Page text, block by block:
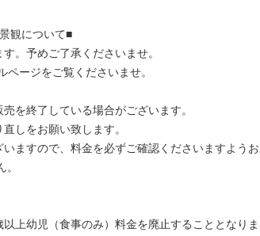
観について■
。予めご了承くださいませ。
ージをご覧くださいませ。
を終了している場合がございます。
しをお願い致します。
ますので、料金を必ずご確認くださいますよう
以上幼児（食事のみ）料金を廃止することとなり